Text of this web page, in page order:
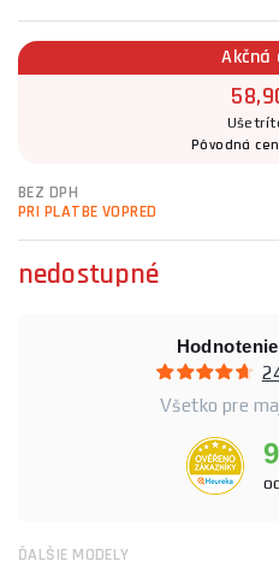
Akčná
Pôvodná
BEZ DPH
PRI PLATBE VOPRED
nedostupné
Všetko pre
ĎALŠIE MODELY